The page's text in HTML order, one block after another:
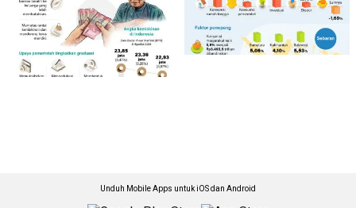
Unduh Mobile Apps untuk iOS dan Android